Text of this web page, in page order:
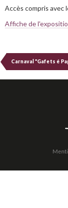
Accès compris avec
Affiche de
Carnaval "Gafets é